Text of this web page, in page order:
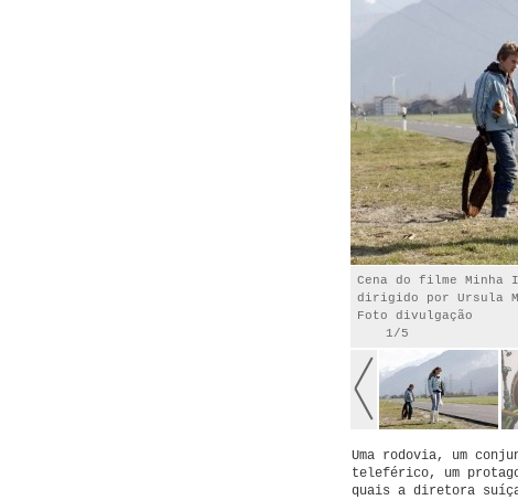
Cena do filme
dirigido por Ursula
Foto divulgação
1/5
Uma rodovia, um
teleférico, um
quais a diretora